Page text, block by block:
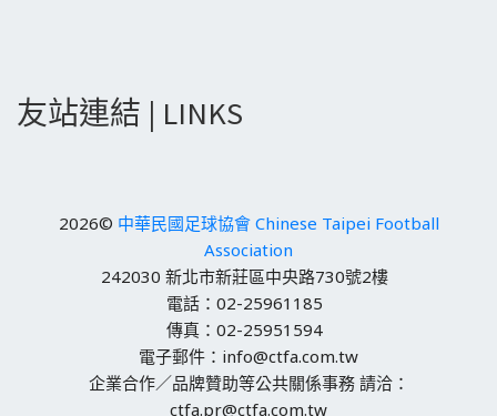
友站連結 | LINKS
2026© 中華民國足球協會 Chinese Taipei Football
Association
242030 新北市新莊區中央路730號2樓
電話：02-25961185
傳真：02-25951594
電子郵件：info@ctfa.com.tw
企業合作／品牌贊助等公共關係事務 請洽：
ctfa.pr@ctfa.com.tw